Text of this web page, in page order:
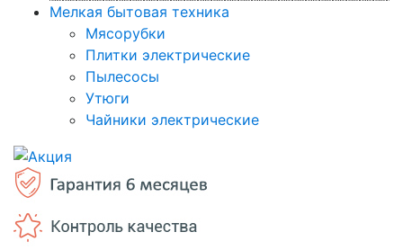
Мелкая бытовая техника
Мясорубки
Плитки электрические
Пылесосы
Утюги
Чайники электрические